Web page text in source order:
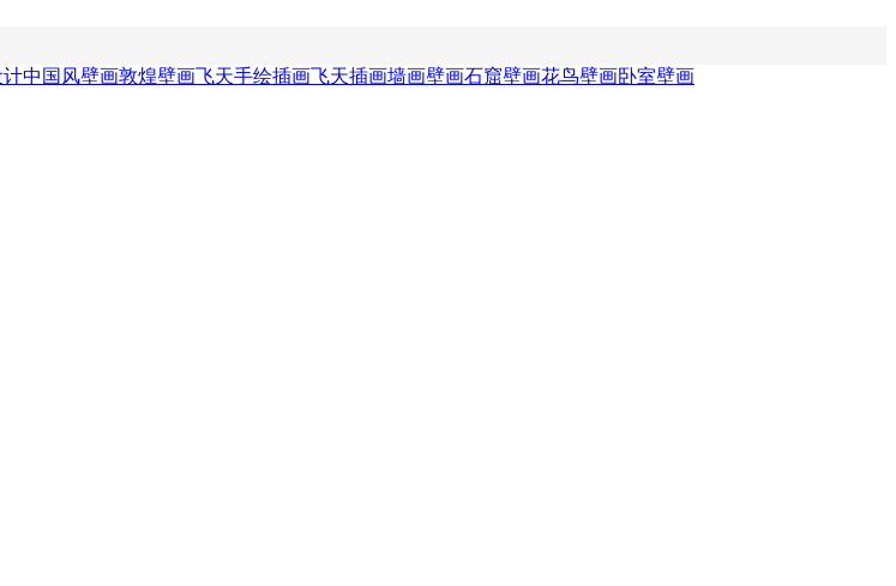
计中国风壁画敦煌壁画飞天手绘插画飞天插画墙画壁画石窟壁画花鸟壁画卧室壁画